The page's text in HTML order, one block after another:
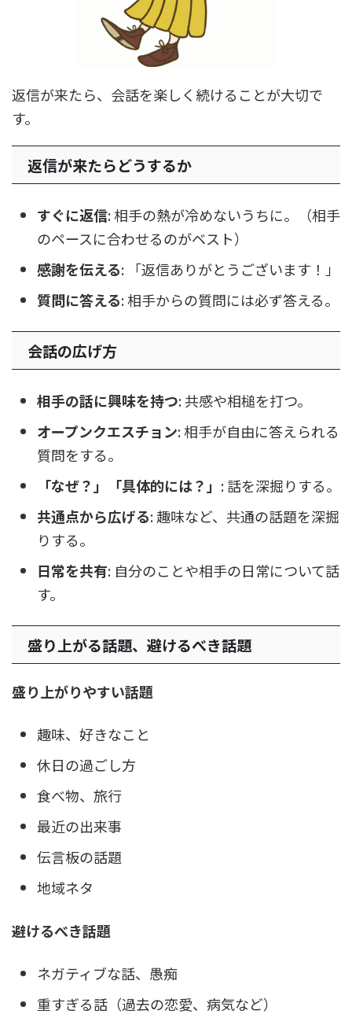
返信が来たら、会話を楽しく続けることが大切で
す。
返信が来たらどうするか
すぐに返信: 相手の熱が冷めないうちに。（相手
のペースに合わせるのがベスト）
感謝を伝える: 「返信ありがとうございます！」
質問に答える: 相手からの質問には必ず答える。
会話の広げ方
相手の話に興味を持つ: 共感や相槌を打つ。
オープンクエスチョン: 相手が自由に答えられる
質問をする。
「なぜ？」「具体的には？」 : 話を深掘りする。
共通点から広げる: 趣味など、共通の話題を深掘
りする。
日常を共有: 自分のことや相手の日常について話
す。
盛り上がる話題、避けるべき話題
盛り上がりやすい話題
趣味、好きなこと
休日の過ごし方
食べ物、旅行
最近の出来事
伝言板の話題
地域ネタ
避けるべき話題
ネガティブな話、愚痴
重すぎる話（過去の恋愛、病気など）